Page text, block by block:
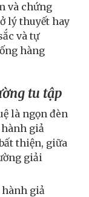
và chứng
lý thuyết hay
và tự
hàng
tu tập
là ngọn đèn
giả
thiện, giữa
giải
giả